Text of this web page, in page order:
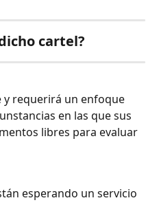
cartel?
y requerirá un enfoque
en las que sus
libres para evaluar
esperando un servicio